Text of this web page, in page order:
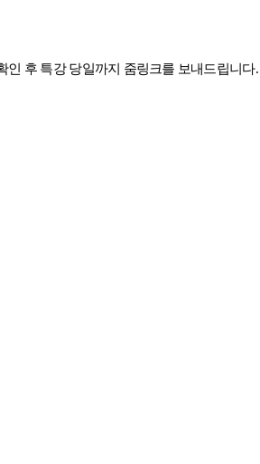
인 후 특강 당일까지 줌링크를 보내드립니다.